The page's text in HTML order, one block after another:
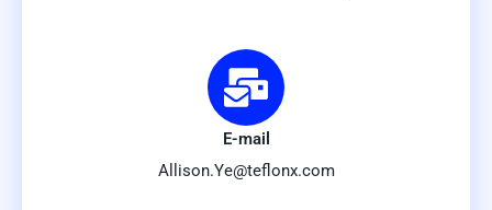
E-mail
Allison.Ye@teflonx.com